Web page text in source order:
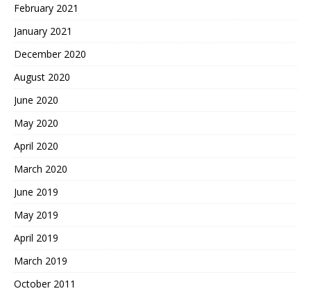
February 2021
January 2021
December 2020
August 2020
June 2020
May 2020
April 2020
March 2020
June 2019
May 2019
April 2019
March 2019
October 2011